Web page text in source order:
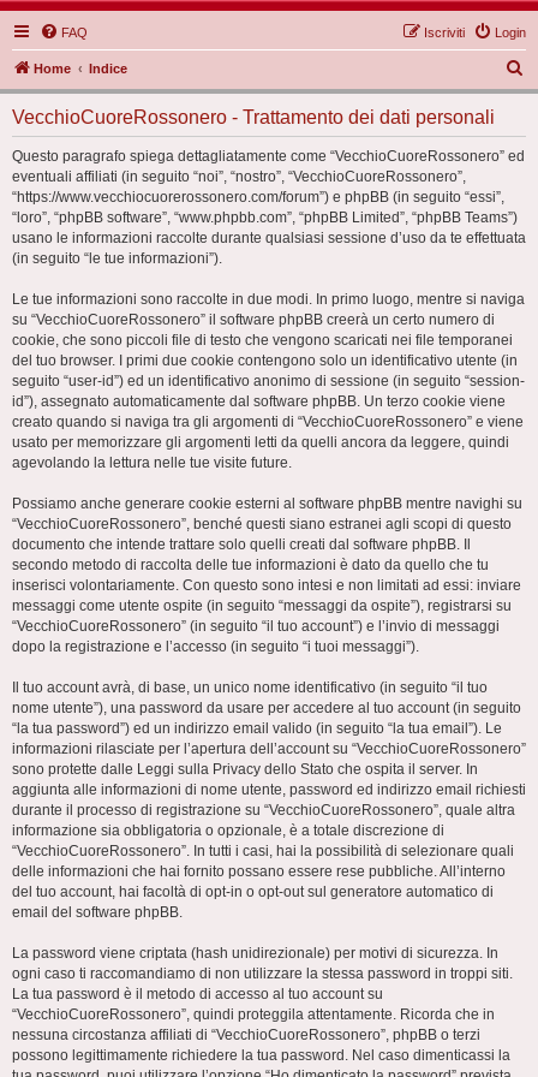
FAQ Login
Iscriviti
Home Indice
e
VecchioCuoreRossonero - Trattamento dei dati personali
Questo paragrafo spiega dettagliatamente come “VecchioCuoreRossonero” ed
eventuali affiliati (in seguito “noi”, “nostro”, “VecchioCuoreRossonero”,
“https://www.vecchiocuorerossonero.com/forum”) e phpBB (in seguito “essi”,
“loro”, “phpBB software”, “www.phpbb.com”, “phpBB Limited”, “phpBB Teams”)
usano le informazioni raccolte durante qualsiasi sessione d’uso da te effettuata
(in seguito “le tue informazioni”).
Le tue informazioni sono raccolte in due modi. In primo luogo, mentre si naviga
su “VecchioCuoreRossonero” il software phpBB creerà un certo numero di
cookie, che sono piccoli file di testo che vengono scaricati nei file temporanei
del tuo browser. I primi due cookie contengono solo un identificativo utente (in
seguito “user-id”) ed un identificativo anonimo di sessione (in seguito “session-
id”), assegnato automaticamente dal software phpBB. Un terzo cookie viene
creato quando si naviga tra gli argomenti di “VecchioCuoreRossonero” e viene
usato per memorizzare gli argomenti letti da quelli ancora da leggere, quindi
agevolando la lettura nelle tue visite future.
Possiamo anche generare cookie esterni al software phpBB mentre navighi su
“VecchioCuoreRossonero”, benché questi siano estranei agli scopi di questo
documento che intende trattare solo quelli creati dal software phpBB. Il
secondo metodo di raccolta delle tue informazioni è dato da quello che tu
inserisci volontariamente. Con questo sono intesi e non limitati ad essi: inviare
messaggi come utente ospite (in seguito “messaggi da ospite”), registrarsi su
“VecchioCuoreRossonero” (in seguito “il tuo account”) e l’invio di messaggi
dopo la registrazione e l’accesso (in seguito “i tuoi messaggi”).
Il tuo account avrà, di base, un unico nome identificativo (in seguito “il tuo
nome utente”), una password da usare per accedere al tuo account (in seguito
“la tua password”) ed un indirizzo email valido (in seguito “la tua email”). Le
informazioni rilasciate per l’apertura dell’account su “VecchioCuoreRossonero”
sono protette dalle Leggi sulla Privacy dello Stato che ospita il server. In
aggiunta alle informazioni di nome utente, password ed indirizzo email richiesti
durante il processo di registrazione su “VecchioCuoreRossonero”, quale altra
informazione sia obbligatoria o opzionale, è a totale discrezione di
“VecchioCuoreRossonero”. In tutti i casi, hai la possibilità di selezionare quali
delle informazioni che hai fornito possano essere rese pubbliche. All’interno
del tuo account, hai facoltà di opt-in o opt-out sul generatore automatico di
email del software phpBB.
La password viene criptata (hash unidirezionale) per motivi di sicurezza. In
ogni caso ti raccomandiamo di non utilizzare la stessa password in troppi siti.
La tua password è il metodo di accesso al tuo account su
“VecchioCuoreRossonero”, quindi proteggila attentamente. Ricorda che in
nessuna circostanza affiliati di “VecchioCuoreRossonero”, phpBB o terzi
possono legittimamente richiedere la tua password. Nel caso dimenticassi la